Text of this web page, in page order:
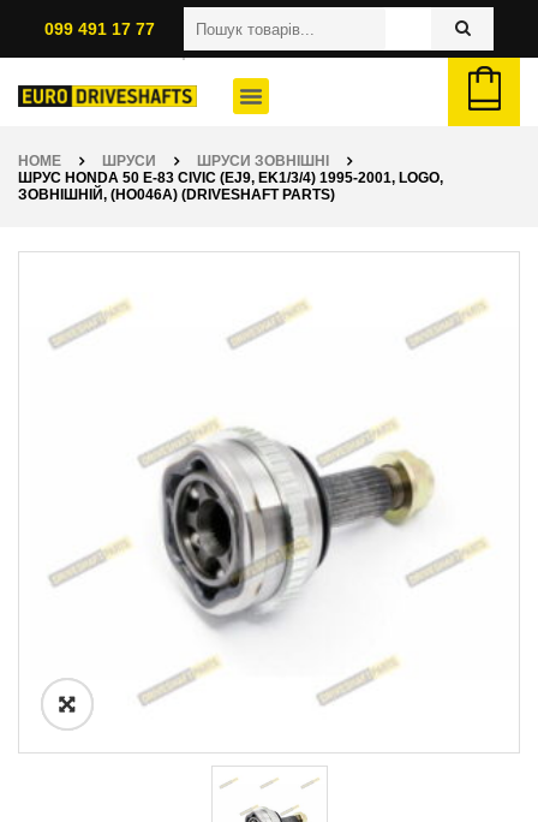
099 491 17 77
HOME ШРУСИ
ШРУСИ ЗОВНІШНІ
ШРУС HONDA 50 E-83 CIVIC (EJ9, EK1/3/4) 1995-2001, LOGO,
ЗОВНІШНІЙ, (HO046A) (DRIVESHAFT PARTS)